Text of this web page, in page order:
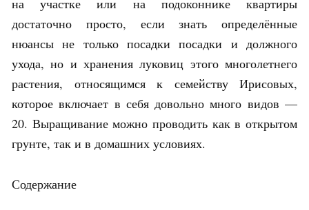
на участке или на подоконнике квартиры
достаточно просто, если знать определённые
нюансы не только посадки посадки и должного
ухода, но и хранения луковиц этого многолетнего
растения, относящимся к семейству Ирисовых,
которое включает в себя довольно много видов —
20. Выращивание можно проводить как в открытом
грунте, так и в домашних условиях.
Содержание